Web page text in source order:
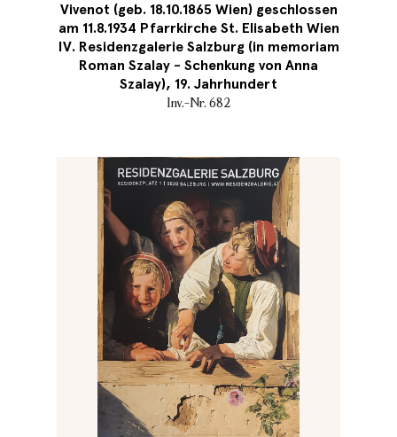
Vivenot (geb. 18.10.1865 Wien) geschlossen
am 11.8.1934 Pfarrkirche St. Elisabeth Wien
IV. Residenzgalerie Salzburg (in memoriam
Roman Szalay - Schenkung von Anna
Szalay), 19. Jahrhundert
Inv.-Nr. 682